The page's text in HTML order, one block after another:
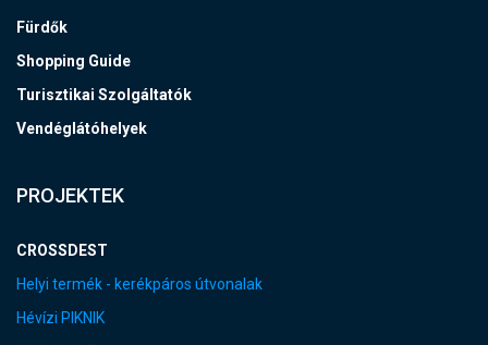
Fürdők
Shopping Guide
Turisztikai Szolgáltatók
Vendéglátóhelyek
PROJEKTEK
CROSSDEST
Helyi termék - kerékpáros útvonalak
Hévízi PIKNIK